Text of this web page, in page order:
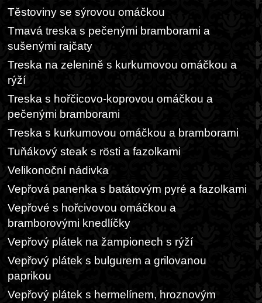
Těstoviny se sýrovou omáčkou
Tmavá treska s pečenými bramborami a
sušenými rajčaty
Treska na zelenině s kurkumovou omáčkou a
rýží
Treska s hořčicovo-koprovou omáčkou a
pečenými bramborami
Treska s kurkumovou omáčkou a bramborami
Tuňákový steak s rösti a fazolkami
Velikonoční nádivka
Vepřová panenka s batátovým pyré a fazolkami
Vepřové s hořcivovou omáčkou a
bramborovými knedlíčky
Vepřový plátek na žampionech s rýží
Vepřový plátek s bulgurem a grilovanou
paprikou
Vepřový plátek s hermelínem, hroznovým